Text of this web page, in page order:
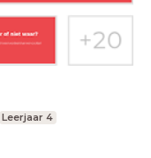
Leerjaar 4